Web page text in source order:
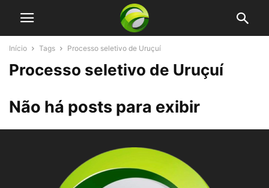
Início Tags Processo seletivo de Uruçuí
Processo seletivo de Uruçuí
Não há posts para exibir